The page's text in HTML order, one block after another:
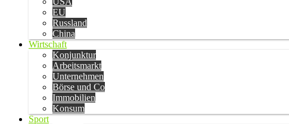
EU
Russland
China
Wirtschaft
Konjunktur
Arbeitsmarkt
Unternehmen
Börse und Co
Immobilien
Konsum
Sport